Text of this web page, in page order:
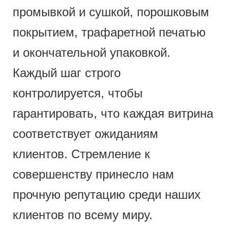
промывкой и сушкой, порошковым
покрытием, трафаретной печатью
и окончательной упаковкой.
Каждый шаг строго
контролируется, чтобы
гарантировать, что каждая витрина
соответствует ожиданиям
клиентов. Стремление к
совершенству принесло нам
прочную репутацию среди наших
клиентов по всему миру.